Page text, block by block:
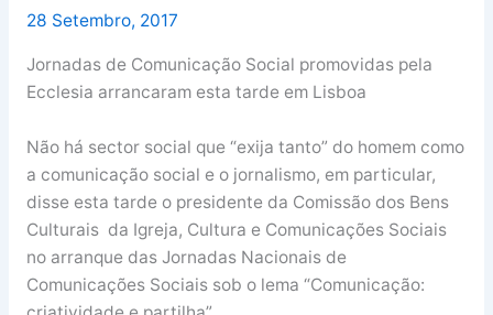
28 Setembro, 2017
Jornadas de Comunicação Social promovidas pela
Ecclesia arrancaram esta tarde em Lisboa
Não há sector social que “exija tanto” do homem como
a comunicação social e o jornalismo, em particular,
disse esta tarde o presidente da Comissão dos Bens
Culturais da Igreja, Cultura e Comunicações Sociais
no arranque das Jornadas Nacionais de
Comunicações Sociais sob o lema “Comunicação: